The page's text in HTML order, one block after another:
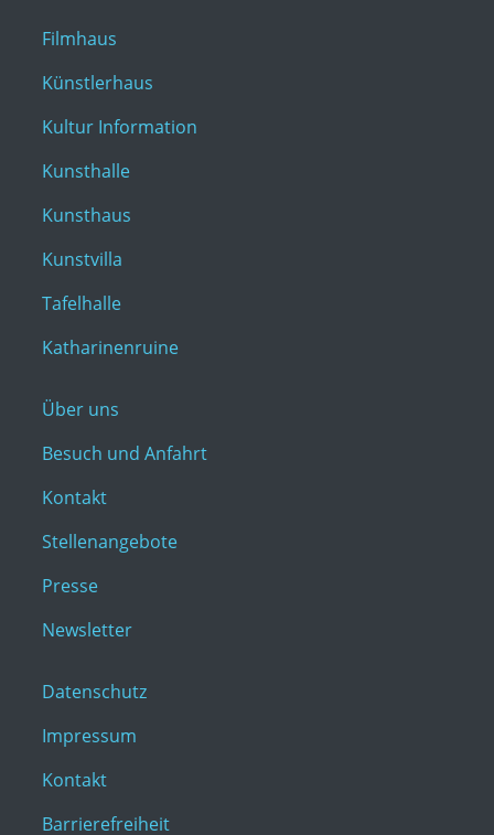
Filmhaus
Künstlerhaus
Kultur Information
Kunsthalle
Kunsthaus
Kunstvilla
Tafelhalle
Katharinenruine
Über uns
Besuch und Anfahrt
Kontakt
Stellenangebote
Presse
Newsletter
Datenschutz
Impressum
Kontakt
Barrierefreiheit